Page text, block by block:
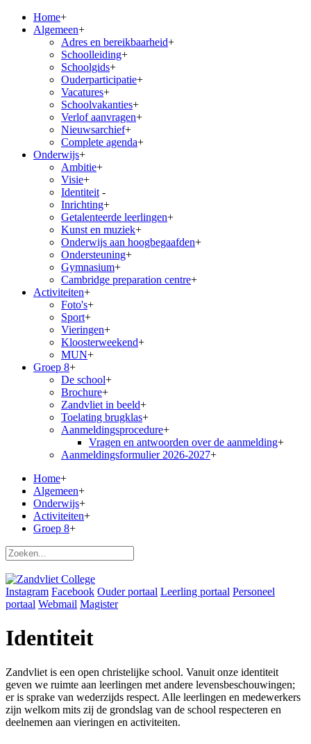
Home+
Algemeen+
Adres en bereikbaarheid+
Schoolleiding+
Schoolgids+
Ouderparticipatie+
Vacatures+
Schoolvakanties+
Verlof aanvragen+
Nieuwsarchief+
Complete agenda+
Onderwijs+
Ambitie+
Visie+
Identiteit -
Inrichting+
Getalenteerde leerlingen+
Kunst en muziek+
Onderwijs aan hoogbegaafden+
Ondersteuning+
Gymnasium+
Cambridge preparation centre+
Activiteiten+
Foto's+
Sport+
Vieringen+
Kloosterweekend+
MUN+
Groep 8+
De school+
Brochure+
Zandvliet in beeld+
Toelating brugklas+
Aanmeldingsprocedure+
Vragen en antwoorden over de aanmelding+
Aanmeldingsformulier 2026-2027+
Home+
Algemeen+
Onderwijs+
Activiteiten+
Groep 8+
Instagram Facebook Ouder portaal Leerling portaal Personeel
portaal Webmail Magister
Identiteit
Zandvliet is een open christelijke school. Vanuit onze identiteit
geven we ruimte aan leerlingen met andere levensbeschouwingen;
er is sprake van wederzijds respect. Alle leerlingen en medewerkers
zijn welkom mits zij de grondslag van de school respecteren en
deelnemen aan vieringen en activiteiten.